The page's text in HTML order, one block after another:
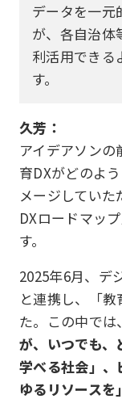
データを一元
が、各自治体
利活用できる
す。
久芳：
アイデアソン
育DXがどのよ
メージしてい
DXロードマッ
す。
2025年6月、デ
と連携し、「
た。この中では
が、いつでも、
学べる社会」、
ゆるリソースを」